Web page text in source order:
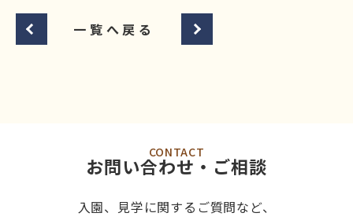
一覧へ戻る
CONTACT
お問い合わせ・ご相談
入園、見学に関するご質問など、